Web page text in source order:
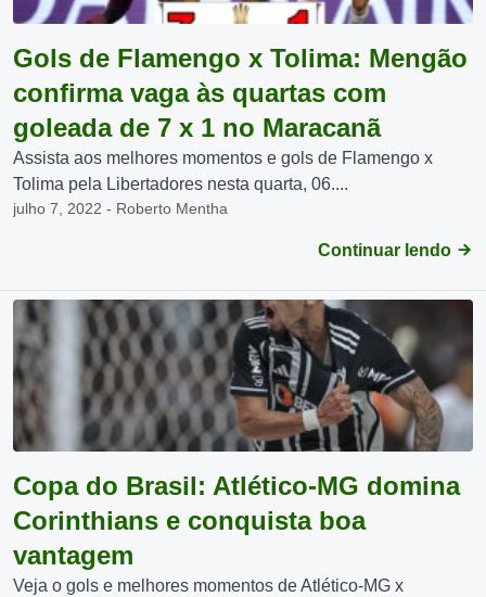
Gols de Flamengo x Tolima: Mengão
confirma vaga às quartas com
goleada de 7 x 1 no Maracanã
Assista aos melhores momentos e gols de Flamengo x
Tolima pela Libertadores nesta quarta, 06....
julho 7, 2022 - Roberto Mentha
Continuar lendo
Copa do Brasil: Atlético-MG domina
Corinthians e conquista boa
vantagem
Veja o gols e melhores momentos de Atlético-MG x